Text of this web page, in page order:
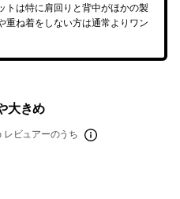
トは特に肩回りと背中がほかの製
重ね着をしない方は通常よりワン
大きめ
レビュアーのうち